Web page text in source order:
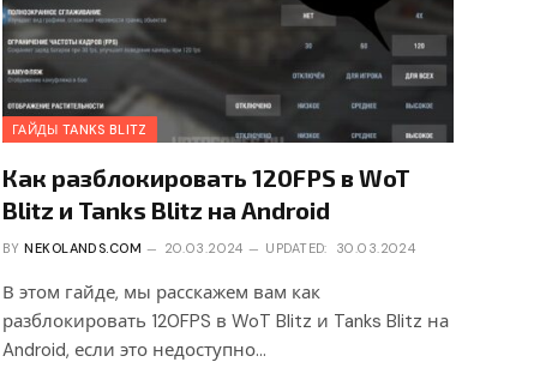
ГАЙДЫ TANKS BLITZ
Как разблокировать 120FPS в WoT
Blitz и Tanks Blitz на Android
BY NEKOLANDS.COM 20.03.2024 UPDATED: 30.03.2024
В этом гайде, мы расскажем вам как
разблокировать 120FPS в WoT Blitz и Tanks Blitz на
Android, если это недоступно…